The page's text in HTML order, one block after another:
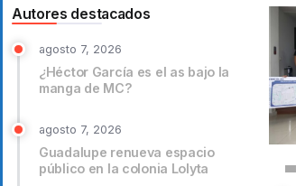
Autores destacados
agosto 7, 2026
¿Héctor García es el as bajo la
manga de MC?
agosto 7, 2026
Guadalupe renueva espacio
público en la colonia Lolyta